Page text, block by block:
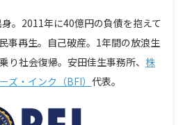
。2011年に40億円の負債を抱えて
事再生。自己破産。1年間の放浪生
り社会復帰。安田佳生事務所、 株
ズ・インク（BFI） 代表。